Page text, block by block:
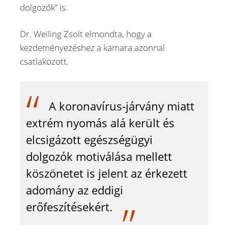
dolgozók” is.
Dr. Weiling Zsolt elmondta, hogy a
kezdeményezéshez a kamara azonnal
csatlakozott.
A koronavírus-járvány miatt
extrém nyomás alá került és
elcsigázott egészségügyi
dolgozók motiválása mellett
köszönetet is jelent az érkezett
adomány az eddigi
erőfeszítésekért.